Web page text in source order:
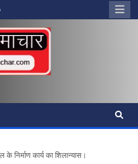
निर्माण कार्य का शिलान्यास।